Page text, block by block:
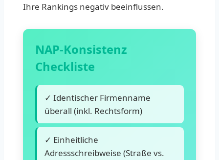
Ihre Rankings negativ beeinflussen.
NAP-Konsistenz
Checkliste
✓ Identischer Firmenname
überall (inkl. Rechtsform)
✓ Einheitliche
Adressschreibweise (Straße vs.